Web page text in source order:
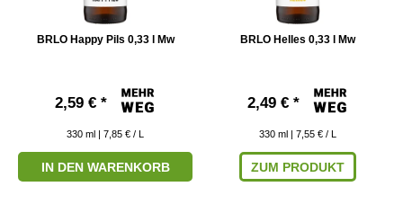
BRLO Happy Pils 0,33 l Mw
2,59 € *
330 ml | 7,85 € / L
IN DEN WARENKORB
BRLO Helles 0,33 l Mw
2,49 € *
330 ml | 7,55 € / L
ZUM PRODUKT